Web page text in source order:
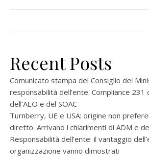
Recent Posts
Comunicato stampa del Consiglio dei
responsabilità dell’ente. Compliance 231
dell’AEO e del SOAC
Turnberry, UE e USA: origine non
diretto. Arrivano i chiarimenti di ADM e
Responsabilità dell’ente: il vantaggio
organizzazione vanno dimostrati